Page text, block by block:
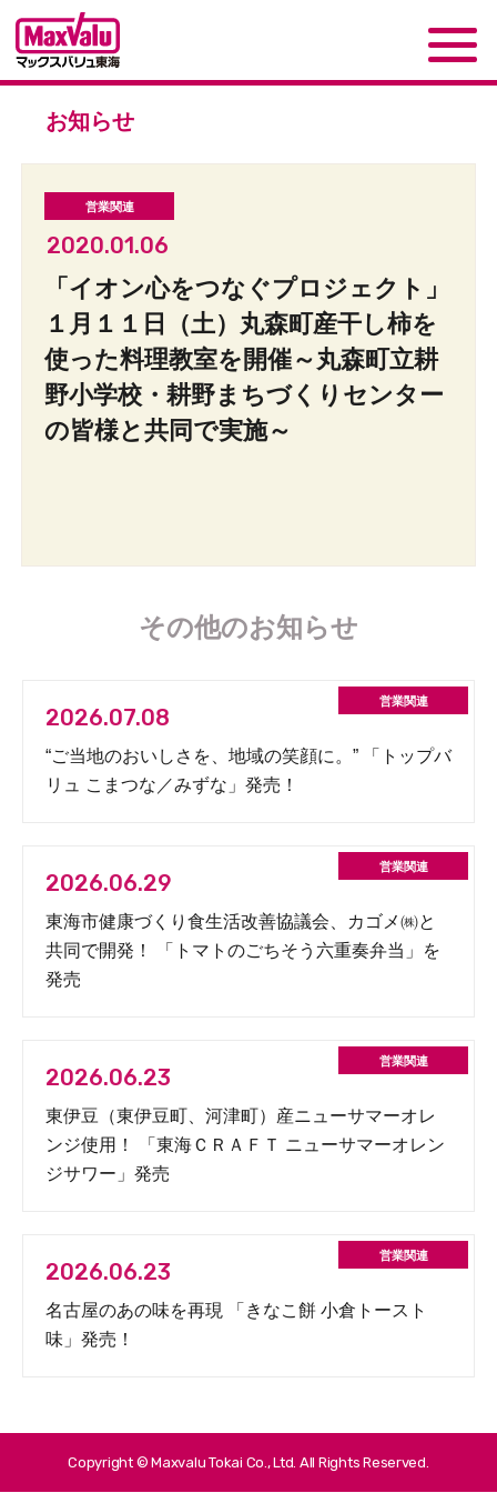
お知らせ
2020.01.06
「イオン心をつなぐプロジェクト」
１月１１日（土）丸森町産干し柿を
使った料理教室を開催～丸森町立耕
野小学校・耕野まちづくりセンター
の皆様と共同で実施～
その他のお知らせ
2026.07.08
“ご当地のおいしさを、地域の笑顔に。” 「トップバ
リュ こまつな／みずな」発売！
2026.06.29
東海市健康づくり食生活改善協議会、カゴメ㈱と
共同で開発！ 「トマトのごちそう六重奏弁当」を
発売
2026.06.23
東伊豆（東伊豆町、河津町）産ニューサマーオレ
ンジ使用！ 「東海ＣＲＡＦＴ ニューサマーオレン
ジサワー」発売
2026.06.23
名古屋のあの味を再現 「きなこ餅 小倉トースト
味」発売！
Copyright © Maxvalu Tokai Co., Ltd. All Rights Reserved.